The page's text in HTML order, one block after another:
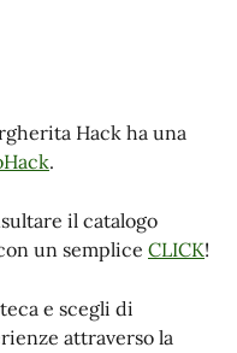
Hack ha una
.
il catalogo
un semplice CLICK!
e scegli di
attraverso la